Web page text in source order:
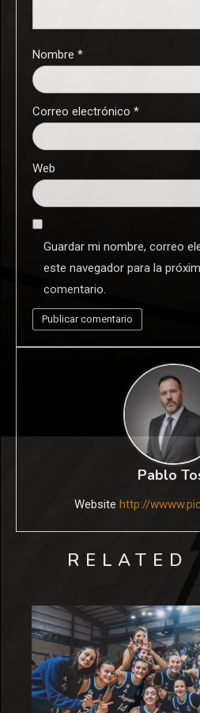
Nombre *
Correo electrónico *
Web
Guardar mi nombre, correo
este navegador para la
comentario.
Pablo
Website http://
RELATED